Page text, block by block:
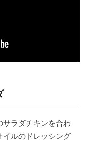
サラダチキンを合わ
イルのドレッシング